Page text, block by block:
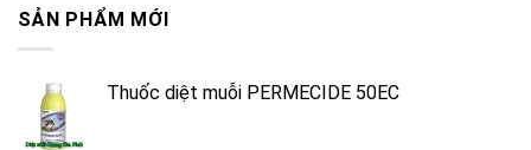
SẢN PHẨM MỚI
Thuốc diệt muỗi PERMECIDE 50EC